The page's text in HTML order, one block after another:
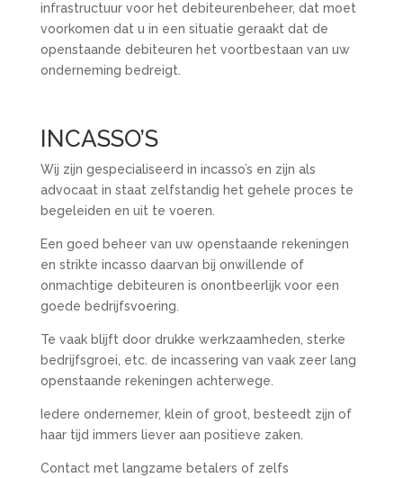
infrastructuur voor het debiteurenbeheer, dat moet
voorkomen dat u in een situatie geraakt dat de
openstaande debiteuren het voortbestaan van uw
onderneming bedreigt.
INCASSO’S
Wij zijn gespecialiseerd in incasso’s en zijn als
advocaat in staat zelfstandig het gehele proces te
begeleiden en uit te voeren.
Een goed beheer van uw openstaande rekeningen
en strikte incasso daarvan bij onwillende of
onmachtige debiteuren is onontbeerlijk voor een
goede bedrijfsvoering.
Te vaak blijft door drukke werkzaamheden, sterke
bedrijfsgroei, etc. de incassering van vaak zeer lang
openstaande rekeningen achterwege.
Iedere ondernemer, klein of groot, besteedt zijn of
haar tijd immers liever aan positieve zaken.
Contact met langzame betalers of zelfs